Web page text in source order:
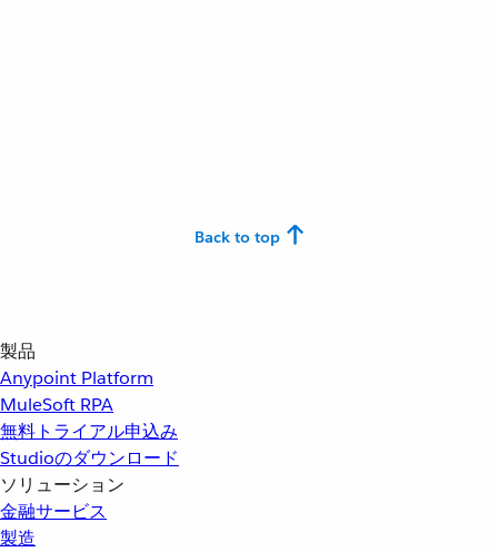
Back to top
製品
Anypoint Platform
MuleSoft RPA
無料トライアル申込み
Studioのダウンロード
ソリューション
金融サービス
製造